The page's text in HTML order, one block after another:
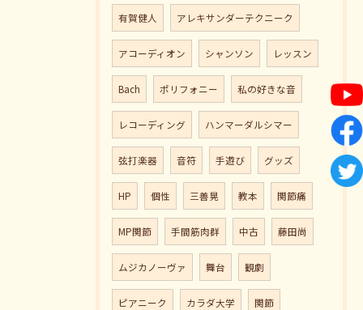
有賀健人 アレキサンダーテクニーク
アコーディオン シャンソン レッスン
Bach ポリフォニー 私の好きな音
レコーディング ハンマーダルシマー
弦打楽器 音符 手遊び グッズ
HP 個性 三善晃 教本 関節痛
MP関節 手間筋肉群 中古 藤田尚
ムジカノーヴァ 舞台 観劇
ピアニーク カラダ大学 関節